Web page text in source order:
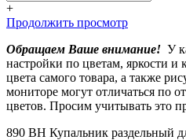
+
Продолжить просмотр
Обращаем Ваше внимание! У
настройки по цветам, яркости и
цвета самого товара, а также
мониторе могут отличаться по
цветов. Просим учитывать это
890 BH Купальник раздельный